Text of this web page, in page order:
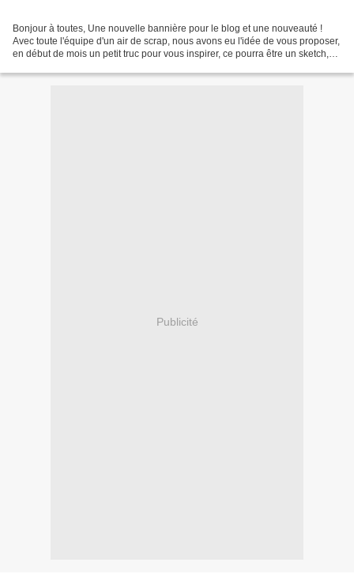
Bonjour à toutes, Une nouvelle bannière pour le blog et une nouveauté !
Avec toute l'équipe d'un air de scrap, nous avons eu l'idée de vous proposer,
en début de mois un petit truc pour vous inspirer, ce pourra être un sketch,
Publicité